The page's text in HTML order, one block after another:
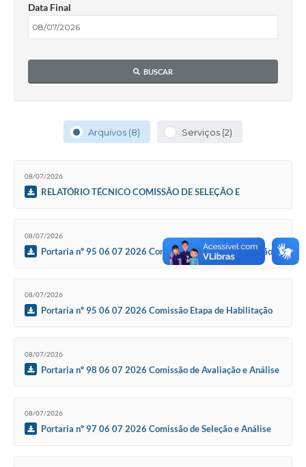
Data Final
BUSCAR
Arquivos (8) Serviços (2)
08/07/2026
RELATÓRIO TÉCNICO COMISSÃO DE SELEÇÃO E
08/07/2026
Portaria nº 95 06 07 2026 Comissão Etapa de Habilitação
Editais PNAB Ciclo 2 e FMC Alcyr Pires Vermelho 2026 -
08/07/2026
Portaria nº 95 06 07 2026 Comissão Etapa de Habilitação
08/07/2026
Portaria nº 98 06 07 2026 Comissão de Avaliação e Análise
08/07/2026
Portaria nº 97 06 07 2026 Comissão de Seleção e Análise